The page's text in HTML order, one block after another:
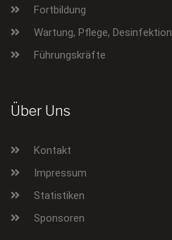
Fortbildung
Wartung, Pflege, Desinfektion
Führungskräfte
Über Uns
Kontakt
Impressum
Statistiken
Sponsoren